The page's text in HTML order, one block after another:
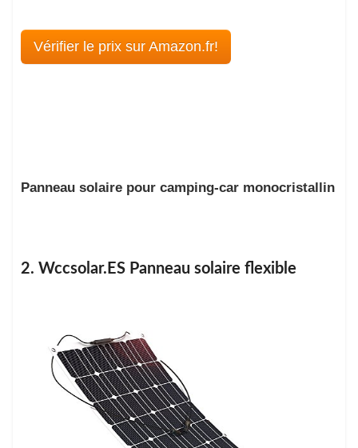
Vérifier le prix sur Amazon.fr!
Panneau solaire pour camping-car monocristallin
2. Wccsolar.ES Panneau solaire flexible